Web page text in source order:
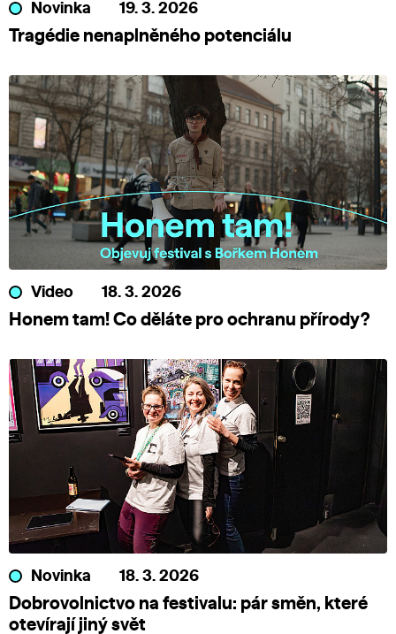
Novinka 19. 3. 2026
Tragédie nenaplněného potenciálu
Video 18. 3. 2026
Honem tam! Co děláte pro ochranu přírody?
Novinka 18. 3. 2026
Dobrovolnictvo na festivalu: pár směn, které
otevírají jiný svět